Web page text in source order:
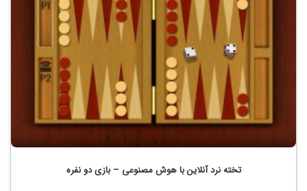
تخته نرد آنلاین با هوش مصنوعی – بازی دو نفره